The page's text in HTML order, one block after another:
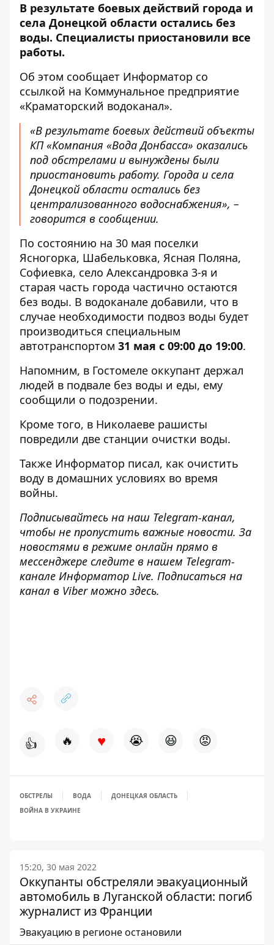
В результате боевых действий города и
села Донецкой области остались без
воды. Специалисты приостановили все
работы.
Об этом сообщает Информатор со
ссылкой на Коммунальное предприятие
«Краматорский водоканал».
«В результате боевых действий объекты
КП «Компания «Вода Донбасса» оказались
под обстрелами и вынуждены были
приостановить работу. Города и села
Донецкой области остались без
централизованного водоснабжения», –
говорится в сообщении.
По состоянию на 30 мая поселки
Ясногорка, Шабельковка, Ясная Поляна,
Софиевка, село Александровка 3-я и
старая часть города частично остаются
без воды. В водоканале добавили, что в
случае необходимости подвоз воды будет
производиться специальным
автотранспортом 31 мая с 09:00 до 19:00.
Напомним, в Гостомеле оккупант держал
людей в подвале без воды и еды, ему
сообщили о подозрении.
Кроме того, в Николаеве рашисты
повредили две станции очистки воды.
Также Информатор писал, как очистить
воду в домашних условиях во время
войны.
Подписывайтесь на наш Telegram-канал,
чтобы не пропустить важные новости. За
новостями в режиме онлайн прямо в
мессенджере следите в нашем Telegram-
канале Информатор Live. Подписаться на
канал в Viber можно здесь.
👍 🔥 ♥ 😭 😆 😡
ОБСТРЕЛЫ ВОДА
ДОНЕЦКАЯ ОБЛАСТЬ
ВОЙНА В УКРАИНЕ
15:20, 30 мая 2022
Оккупанты обстреляли эвакуационный
автомобиль в Луганской области: погиб
журналист из Франции
Эвакуацию в регионе остановили